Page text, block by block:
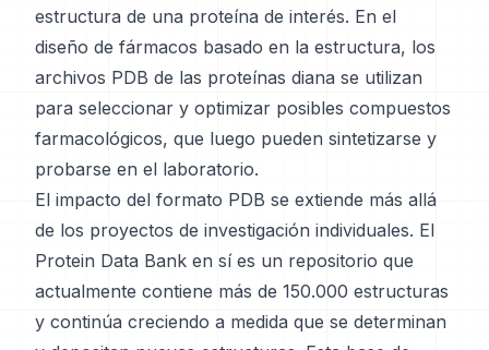
estructura de una proteína de interés. En el
diseño de fármacos basado en la estructura, los
archivos PDB de las proteínas diana se utilizan
para seleccionar y optimizar posibles compuestos
farmacológicos, que luego pueden sintetizarse y
probarse en el laboratorio.
El impacto del formato PDB se extiende más allá
de los proyectos de investigación individuales. El
Protein Data Bank en sí es un repositorio que
actualmente contiene más de 150.000 estructuras
y continúa creciendo a medida que se determinan